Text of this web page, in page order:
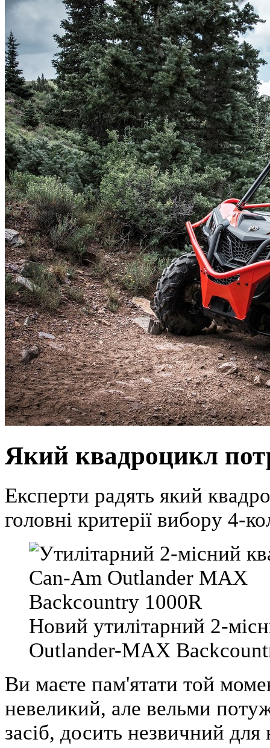
Який квадроцикл
Експерти радять який
головні критерії вибору 4-
Новий утилітарний 2-
Outlander-MAX
Ви маєте пам'ятати той
невеликий, але вельми
засіб, досить незвичний